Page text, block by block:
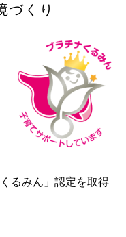
づくり
るみん」認定を取得